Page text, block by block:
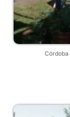
Córdoba